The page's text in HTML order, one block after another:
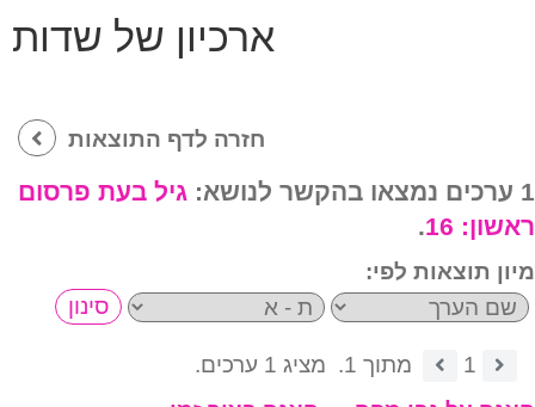
ארכיון של שדות
חזרה לדף התוצאות
1 ערכים נמצאו בהקשר לנושא:
גיל בעת פרסום
ראשון: 16
.
מיון תוצאות לפי:
1 מתוך 1.
מציג 1 ערכים.